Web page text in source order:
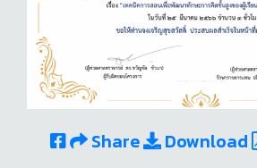
Share Download